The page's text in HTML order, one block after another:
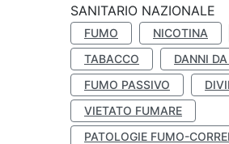
SANITARIO NAZIONALE
FUMO NICOTINA
TABACCO
DANNI
FUMO PASSIVO
VIETATO FUMARE
PATOLOGIE FUMO-